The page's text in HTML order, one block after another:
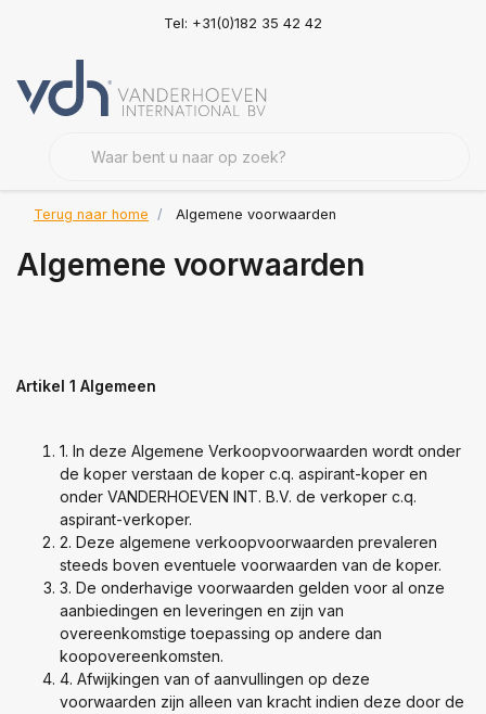
Tel: +31(0)182 35 42 42
Terug naar home Algemene voorwaarden
Algemene voorwaarden
Artikel 1 Algemeen
1. In deze Algemene Verkoopvoorwaarden wordt onder
de koper verstaan de koper c.q. aspirant-koper en
onder VANDERHOEVEN INT. B.V. de verkoper c.q.
aspirant-verkoper.
2. Deze algemene verkoopvoorwaarden prevaleren
steeds boven eventuele voorwaarden van de koper.
3. De onderhavige voorwaarden gelden voor al onze
aanbiedingen en leveringen en zijn van
overeenkomstige toepassing op andere dan
koopovereenkomsten.
4. Afwijkingen van of aanvullingen op deze
voorwaarden zijn alleen van kracht indien deze door de